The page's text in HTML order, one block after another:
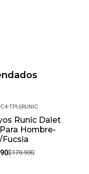
TPU|RUNIC
Runic Dalet
Hombre-
$179.990